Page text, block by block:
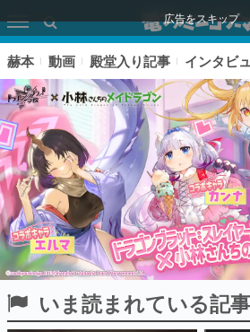
広告をスキップ
ピックアップ
赫本 動画 殿堂入り記事 インタビ
いま読まれている記事